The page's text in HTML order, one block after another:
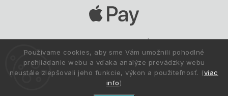
Používame cookies, aby sme Vám umožnili pohodlné
prehliadanie webu a vďaka analýze prevádzky webu
neustále zlepšovali jeho funkcie, výkon a použiteľnosť. (viac
info)
Copyright © 1993 -2026 Deltastav.sk|
.
Všetky práva vyhradené.